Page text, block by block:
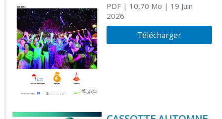
PDF| 10,70 Mo | 19 Juin
2026
Télécharger